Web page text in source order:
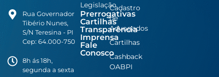
Rua Governador
Tibério Nunes,
S/N Teresina - PI
Cep: 64.000-750
8h ás 18h,
segunda a sexta
Legislação
Prerrogativas
Cartilhas
Transparência
Imprensa
Fale
Conosco
Cadastro
de
Advogados
Cartilhas
Cashback
OABPI